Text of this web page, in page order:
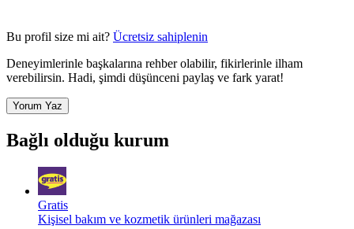
Bu profil size mi ait? Ücretsiz sahiplenin
Deneyimlerinle başkalarına rehber olabilir, fikirlerinle ilham
verebilirsin. Hadi, şimdi düşünceni paylaş ve fark yarat!
Yorum Yaz
Bağlı olduğu kurum
Gratis
Kişisel bakım ve kozmetik ürünleri mağazası